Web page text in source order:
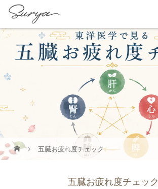
五臓お疲れ度チェック
五臓お疲れ度チェック